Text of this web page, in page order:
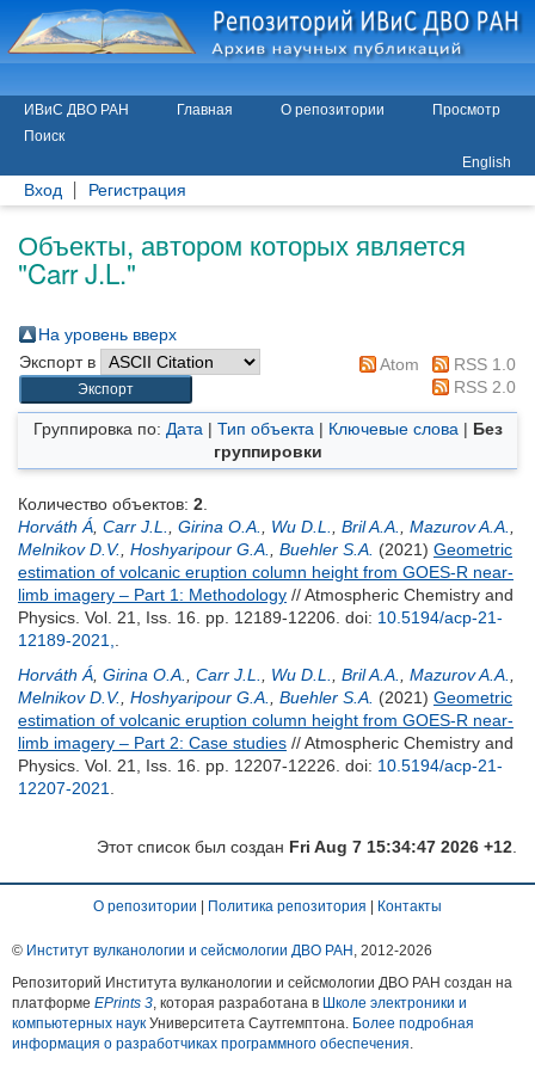
ИВиС ДВО РАН Главная О репозитории
Просмотр
Поиск
English
Вход Регистрация
Объекты, автором которых является
"Carr J.L."
На уровень вверх
Экспорт в
Atom
RSS 1.0
RSS 2.0
Группировка по: Дата | Тип объекта | Ключевые слова | Без
группировки
Количество объектов: 2
Horváth Á Carr J.L. Girina O.A. Wu D.L. Bril A.A. Mazurov A.A.
Melnikov D.V. Hoshyaripour G.A. Buehler S.A. (2021) Geometric
estimation of volcanic eruption column height from GOES-R near-
limb imagery – Part 1: Methodology // Atmospheric Chemistry and
Physics. Vol. 21, Iss. 16. pp. 12189-12206. doi: 10.5194/acp-21-
12189-2021,
Horváth Á Girina O.A. Carr J.L. Wu D.L. Bril A.A. Mazurov A.A.
Melnikov D.V. Hoshyaripour G.A. Buehler S.A. (2021) Geometric
estimation of volcanic eruption column height from GOES-R near-
limb imagery – Part 2: Case studies // Atmospheric Chemistry and
Physics. Vol. 21, Iss. 16. pp. 12207-12226. doi: 10.5194/acp-21-
12207-2021
Этот список был создан Fri Aug 7 15:34:47 2026 +12
О репозитории Политика репозитория Контакты
© Институт вулканологии и сейсмологии ДВО РАН , 2012-2026
Репозиторий Института вулканологии и сейсмологии ДВО РАН создан на
платформе EPrints 3, которая разработана в Школе электроники и
компьютерных наук Университета Саутгемптона. Более подробная
информация о разработчиках программного обеспечения.